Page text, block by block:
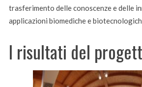
trasferimento delle conoscenze e delle
applicazioni biomediche e
I risultati del